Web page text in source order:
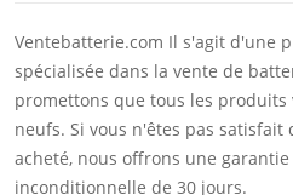
Ventebatterie.com Il s'agit d'une
spécialisée dans la vente de
promettons que tous les
neufs. Si vous n'êtes pas
acheté, nous offrons une
inconditionnelle de 30 jours.